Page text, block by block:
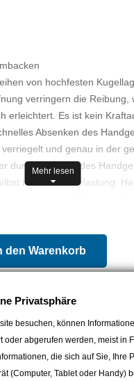
von hochfesten
verringern die Reibung,
erleichtert. Es ist kein
Absenken des
und genau in der
durch Anheben des
bei starker Belastung.
UV-behandelten Kugellagern
Materialien.
Mehr lesen
den Warenkorb
Privatsphäre
besuchen, können
oder abgerufen werden, meist in
die sich auf Sie, Ihre
(Computer, Tablet oder Handy)